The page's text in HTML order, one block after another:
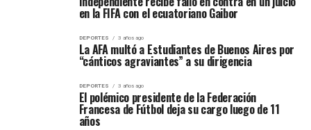
en la FIFA con el ecuatoriano Gaibor
DEPORTES 3 años ago
La AFA multó a Estudiantes de Buenos Aires por
“cánticos agraviantes” a su dirigencia
DEPORTES 3 años ago
El polémico presidente de la Federación
Francesa de Fútbol deja su cargo luego de 11
años